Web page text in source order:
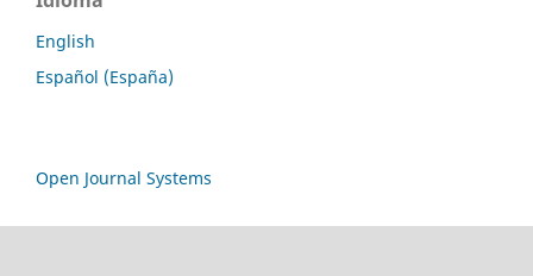
English
Español (España)
Open Journal Systems